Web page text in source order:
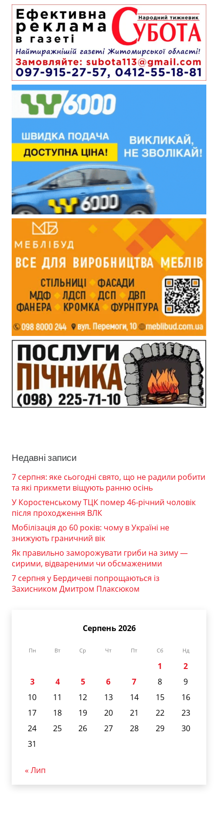
Недавні записи
7 серпня: яке сьогодні свято, що не радили робити
та які прикмети віщують ранню осінь
У Коростенському ТЦК помер 46-річний чоловік
після проходження ВЛК
Мобілізація до 60 років: чому в Україні не
знижують граничний вік
Як правильно заморожувати гриби на зиму —
сирими, відвареними чи обсмаженими
7 серпня у Бердичеві попрощаються із
Захисником Дмитром Плаксюком
Серпень 2026
Пн Вт Ср Чт Пт Сб Нд
1
2
3
4 5 6 7 8
9
10
11 12 13 14 15
16
17
18 19 20 21 22
23
24
25 26 27 28 29
30
31
« Лип